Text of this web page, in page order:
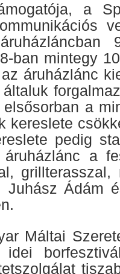
a
ban mintegy
áruházlánc
a
kereslete
pedig
a
Juhász Ádám
Máltai